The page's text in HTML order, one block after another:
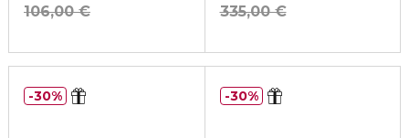
106,00 €
335,00 €
30% 30%